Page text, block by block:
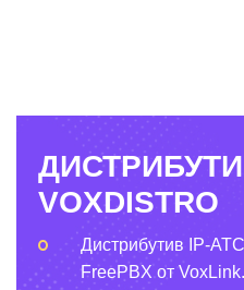
VOXDISTRO
Дистрибутив IP-
FreePBX от VoxLink.